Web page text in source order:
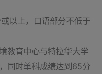
以上，口语部分不低于
教育中心与特拉华大学
同时单科成绩达到65分